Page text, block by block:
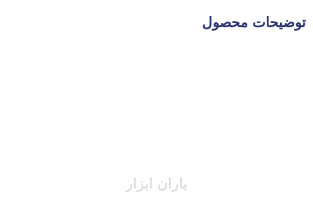
توضیحات محصول
باران ابزار